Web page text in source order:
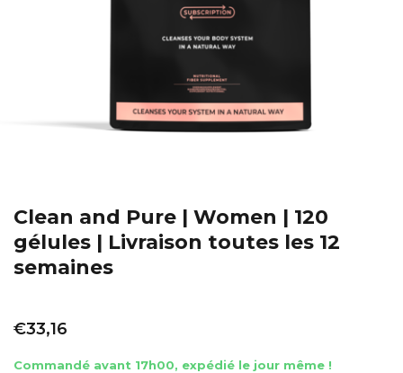
Clean and Pure | Women | 120
gélules | Livraison toutes les 12
semaines
€33,16
Commandé avant 17h00, expédié le jour même !